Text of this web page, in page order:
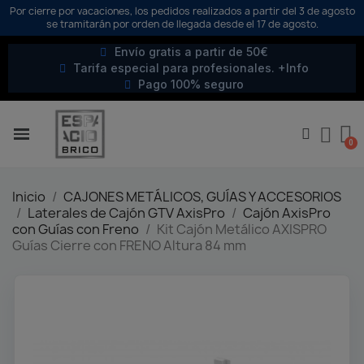
Por cierre por vacaciones, los pedidos realizados a partir del 3 de agosto
se tramitarán por orden de llegada desde el 17 de agosto.
Envío gratis a partir de 50€
Tarifa especial para profesionales. +Info
Pago 100% seguro
Inicio
CAJONES METÁLICOS, GUÍAS Y ACCESORIOS
Laterales de Cajón GTV AxisPro
Cajón AxisPro
con Guías con Freno
Kit Cajón Metálico AXISPRO
Guías Cierre con FRENO Altura 84 mm